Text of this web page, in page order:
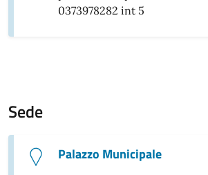
0373978282 int 5
Sede
Palazzo Municipale